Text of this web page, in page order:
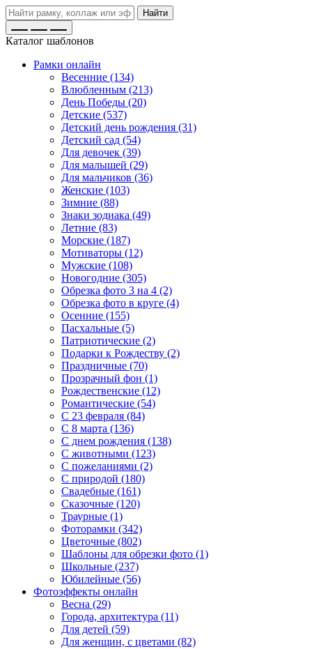
Найти
Каталог шаблонов
Рамки онлайн
Весенние (134)
Влюбленным (213)
День Победы (20)
Детские (537)
Детский день рождения (31)
Детский сад (54)
Для девочек (39)
Для малышей (29)
Для мальчиков (36)
Женские (103)
Зимние (88)
Знаки зодиака (49)
Летние (83)
Морские (187)
Мотиваторы (12)
Мужские (108)
Новогодние (305)
Обрезка фото 3 на 4 (2)
Обрезка фото в круге (4)
Осенние (155)
Пасхальные (5)
Патриотические (2)
Подарки к Рождеству (2)
Праздничные (70)
Прозрачный фон (1)
Рождественские (12)
Романтические (54)
С 23 февраля (84)
С 8 марта (136)
С днем рождения (138)
С животными (123)
С пожеланиями (2)
С природой (180)
Свадебные (161)
Сказочные (120)
Траурные (1)
Фоторамки (342)
Цветочные (802)
Шаблоны для обрезки фото (1)
Школьные (237)
Юбилейные (56)
Фотоэффекты онлайн
Весна (29)
Города, архитектура (11)
Для детей (59)
Для женщин, с цветами (82)